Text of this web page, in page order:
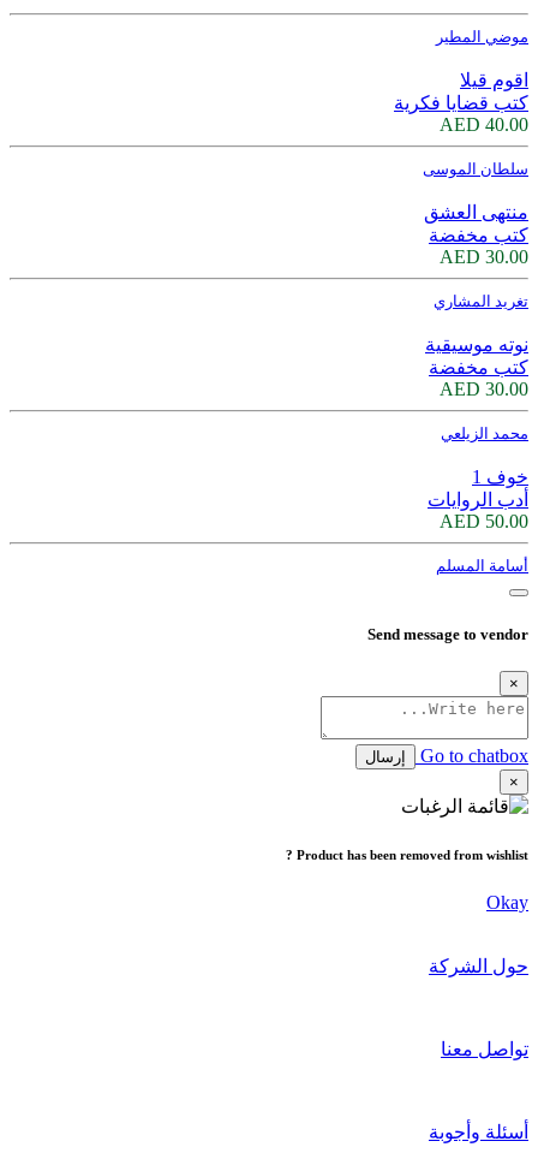
موضي المطير
اقوم قيلا
كتب قضايا فكرية
40.00 AED
سلطان الموسى
منتهى العشق
كتب مخفضة
30.00 AED
تغريد المشاري
نوته موسيقية
كتب مخفضة
30.00 AED
محمد الزيلعي
خوف 1
أدب الروايات
50.00 AED
أسامة المسلم
Send message to vendor
×
Go to chatbox
إرسال
×
Product has been removed from wishlist ?
Okay
حول الشركة
تواصل معنا
أسئلة وأجوبة